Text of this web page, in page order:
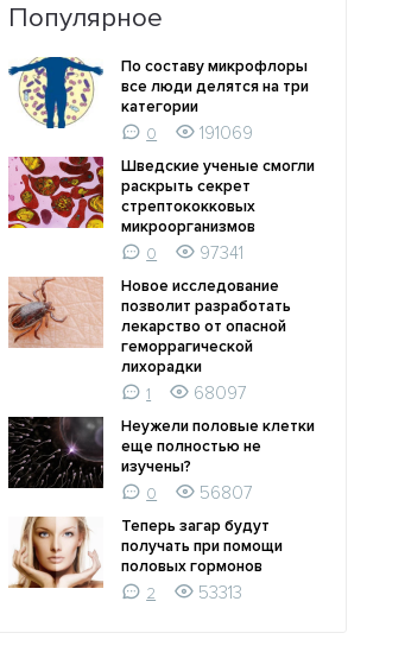
Популярное
По составу микрофлоры
все люди делятся на три
категории
0
191069
Шведские ученые смогли
раскрыть секрет
стрептококковых
микроорганизмов
0
97341
Новое исследование
позволит разработать
лекарство от опасной
геморрагической
лихорадки
1
68097
Неужели половые клетки
еще полностью не
изучены?
0
56807
Теперь загар будут
получать при помощи
половых гормонов
2
53313